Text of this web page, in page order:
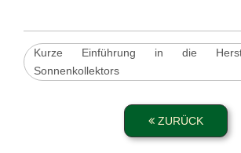
Kurze Einführung in die
Sonnenkollektors
ZURÜCK